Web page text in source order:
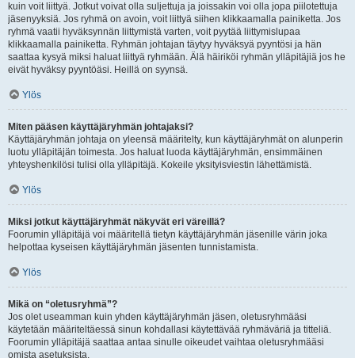
kuin voit liittyä. Jotkut voivat olla suljettuja ja joissakin voi olla jopa piilotettuja
jäsenyyksiä. Jos ryhmä on avoin, voit liittyä siihen klikkaamalla painiketta. Jos
ryhmä vaatii hyväksynnän liittymistä varten, voit pyytää liittymislupaa
klikkaamalla painiketta. Ryhmän johtajan täytyy hyväksyä pyyntösi ja hän
saattaa kysyä miksi haluat liittyä ryhmään. Älä häiriköi ryhmän ylläpitäjiä jos he
eivät hyväksy pyyntöäsi. Heillä on syynsä.
Ylös
Miten pääsen käyttäjäryhmän johtajaksi?
Käyttäjäryhmän johtaja on yleensä määritelty, kun käyttäjäryhmät on alunperin
luotu ylläpitäjän toimesta. Jos haluat luoda käyttäjäryhmän, ensimmäinen
yhteyshenkilösi tulisi olla ylläpitäjä. Kokeile yksityisviestin lähettämistä.
Ylös
Miksi jotkut käyttäjäryhmät näkyvät eri väreillä?
Foorumin ylläpitäjä voi määritellä tietyn käyttäjäryhmän jäsenille värin joka
helpottaa kyseisen käyttäjäryhmän jäsenten tunnistamista.
Ylös
Mikä on “oletusryhmä”?
Jos olet useamman kuin yhden käyttäjäryhmän jäsen, oletusryhmääsi
käytetään määriteltäessä sinun kohdallasi käytettävää ryhmäväriä ja titteliä.
Foorumin ylläpitäjä saattaa antaa sinulle oikeudet vaihtaa oletusryhmääsi
omista asetuksista.